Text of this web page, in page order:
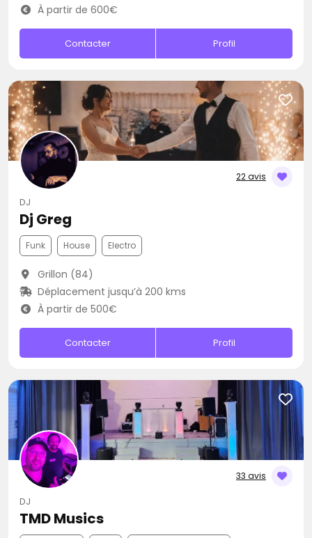
À partir de 600€
Contacter Profil
22 avis
DJ
Dj Greg
Funk House Electro
Grillon (84)
Déplacement jusqu’à 200 kms
À partir de 500€
Contacter Profil
33 avis
DJ
TMD Musics